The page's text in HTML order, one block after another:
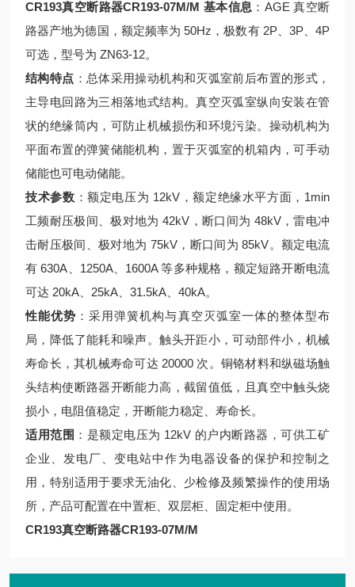
CR193真空断路器CR193-07M/M 基本信息 ：AGE 真空断
路器产地为德国，额定频率为 50Hz，极数有 2P、3P、4P
可选，型号为 ZN63-12。
结构特点 ：总体采用操动机构和灭弧室前后布置的形式，
主导电回路为三相落地式结构。真空灭弧室纵向安装在管
状的绝缘筒内，可防止机械损伤和环境污染。操动机构为
平面布置的弹簧储能机构，置于灭弧室的机箱内，可手动
储能也可电动储能。
技术参数 ：额定电压为 12kV，额定绝缘水平方面，1min
工频耐压极间、极对地为 42kV，断口间为 48kV，雷电冲
击耐压极间、极对地为 75kV，断口间为 85kV。额定电流
有 630A、1250A、1600A 等多种规格，额定短路开断电流
可达 20kA、25kA、31.5kA、40kA。
性能优势 ：采用弹簧机构与真空灭弧室一体的整体型布
局，降低了能耗和噪声。触头开距小，可动部件小，机械
寿命长，其机械寿命可达 20000 次。铜铬材料和纵磁场触
头结构使断路器开断能力高，截留值低，且真空中触头烧
损小，电阻值稳定，开断能力稳定、寿命长。
适用范围 ：是额定电压为 12kV 的户内断路器，可供工矿
企业、发电厂、变电站中作为电器设备的保护和控制之
用，特别适用于要求无油化、少检修及频繁操作的使用场
所，产品可配置在中置柜、双层柜、固定柜中使用。
CR193真空断路器CR193-07M/M